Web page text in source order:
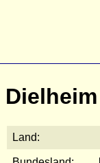
Dielheim
Land: